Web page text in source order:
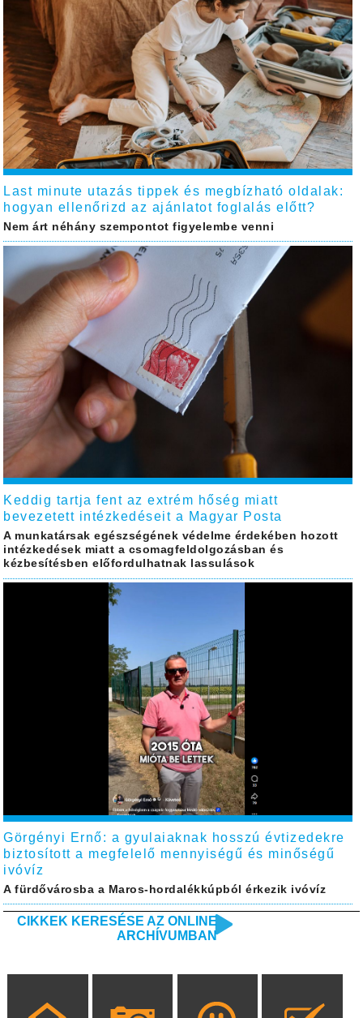
Last minute utazás tippek és megbízható oldalak:
hogyan ellenőrizd az ajánlatot foglalás előtt?
Nem árt néhány szempontot figyelembe venni
Keddig tartja fent az extrém hőség miatt
bevezetett intézkedéseit a Magyar Posta
A munkatársak egészségének védelme érdekében hozott
intézkedések miatt a csomagfeldolgozásban és
kézbesítésben előfordulhatnak lassulások
Görgényi Ernő: a gyulaiaknak hosszú évtizedekre
biztosított a megfelelő mennyiségű és minőségű
ivóvíz
A fürdővárosba a Maros-hordalékkúpból érkezik ivóvíz
CIKKEK KERESÉSE AZ ONLINE
ARCHÍVUMBAN